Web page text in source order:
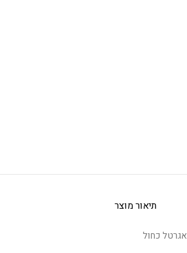
תיאור מוצר
אגרטל כחול